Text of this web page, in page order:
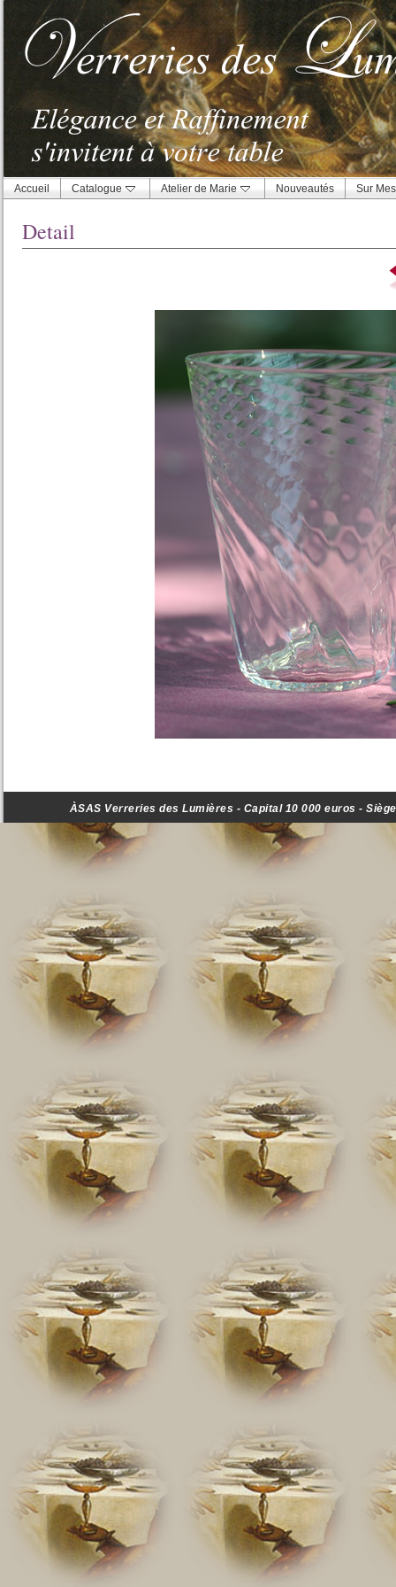
Accueil Catalogue Atelier de Marie Nouveautés Sur
Detail
ÀSAS Verreries des Lumières - Capital 10 000 euros -